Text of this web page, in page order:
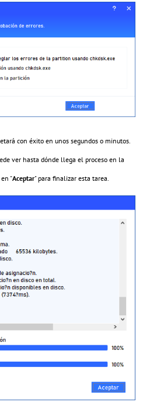
con éxito en unos segundos o minutos.
ver hasta dónde llega el proceso en la
"Aceptar" para finalizar esta tarea.